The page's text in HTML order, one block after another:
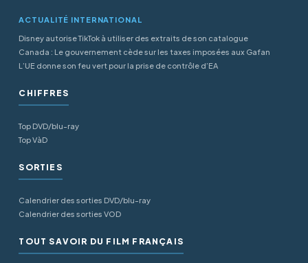
ACTUALITÉ INTERNATIONAL
Disney autorise TikTok à utiliser des extraits de son catalogue
Canada : Le gouvernement cède sur les taxes imposées aux Gafan
L’UE donne son feu vert pour la prise de contrôle d’EA
CHIFFRES
Top DVD/blu-ray
Top VàD
SORTIES
Calendrier des sorties DVD/blu-ray
Calendrier des sorties VOD
TOUT SAVOIR DU FILM FRANÇAIS